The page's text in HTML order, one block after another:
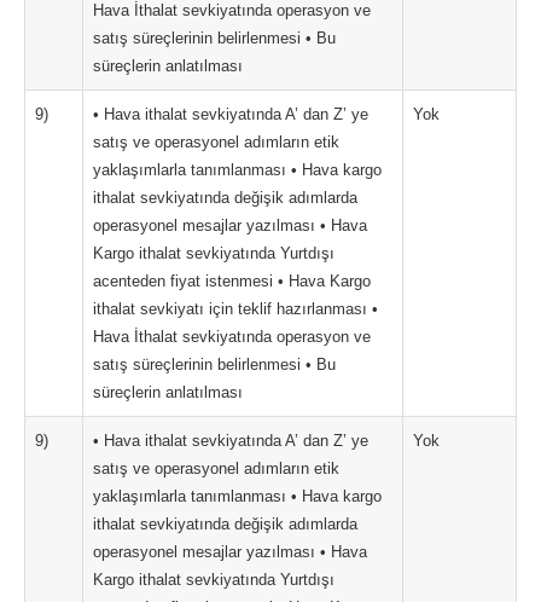
Hava İthalat sevkiyatında operasyon ve
satış süreçlerinin belirlenmesi • Bu
süreçlerin anlatılması
9)
• Hava ithalat sevkiyatında A’ dan Z’ ye
satış ve operasyonel adımların etik
yaklaşımlarla tanımlanması • Hava kargo
ithalat sevkiyatında değişik adımlarda
operasyonel mesajlar yazılması • Hava
Kargo ithalat sevkiyatında Yurtdışı
acenteden fiyat istenmesi • Hava Kargo
ithalat sevkiyatı için teklif hazırlanması •
Hava İthalat sevkiyatında operasyon ve
satış süreçlerinin belirlenmesi • Bu
süreçlerin anlatılması
Yok
9)
• Hava ithalat sevkiyatında A’ dan Z’ ye
satış ve operasyonel adımların etik
yaklaşımlarla tanımlanması • Hava kargo
ithalat sevkiyatında değişik adımlarda
operasyonel mesajlar yazılması • Hava
Kargo ithalat sevkiyatında Yurtdışı
Yok